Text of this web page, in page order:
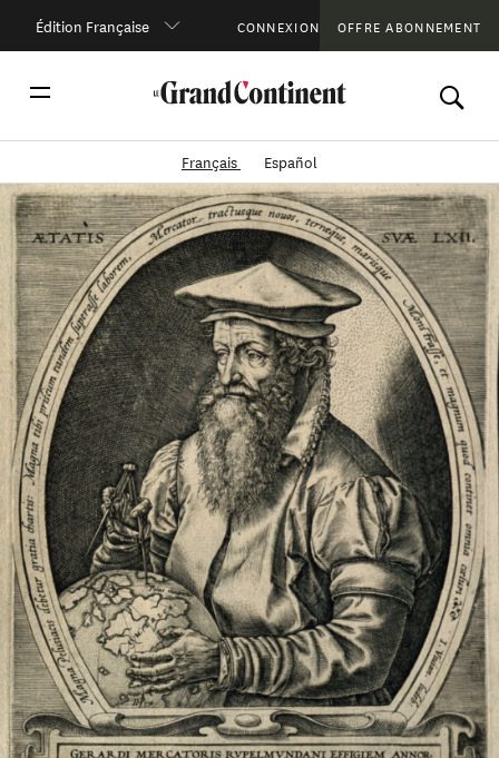
Édition Française CONNEXION OFFRE ABONNEMENT
Français Español